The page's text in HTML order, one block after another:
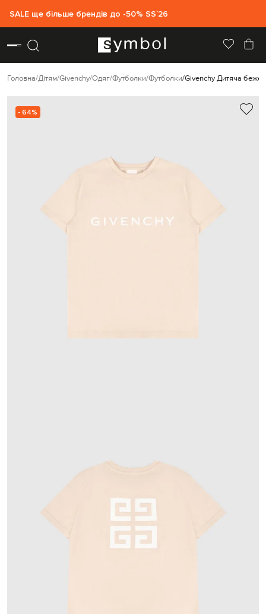
SALE ще більше брендів до -50% SS`26
Головна Дітям Givenchy Одяг Футболки Футболки Givenchy Дитяча
- 64%